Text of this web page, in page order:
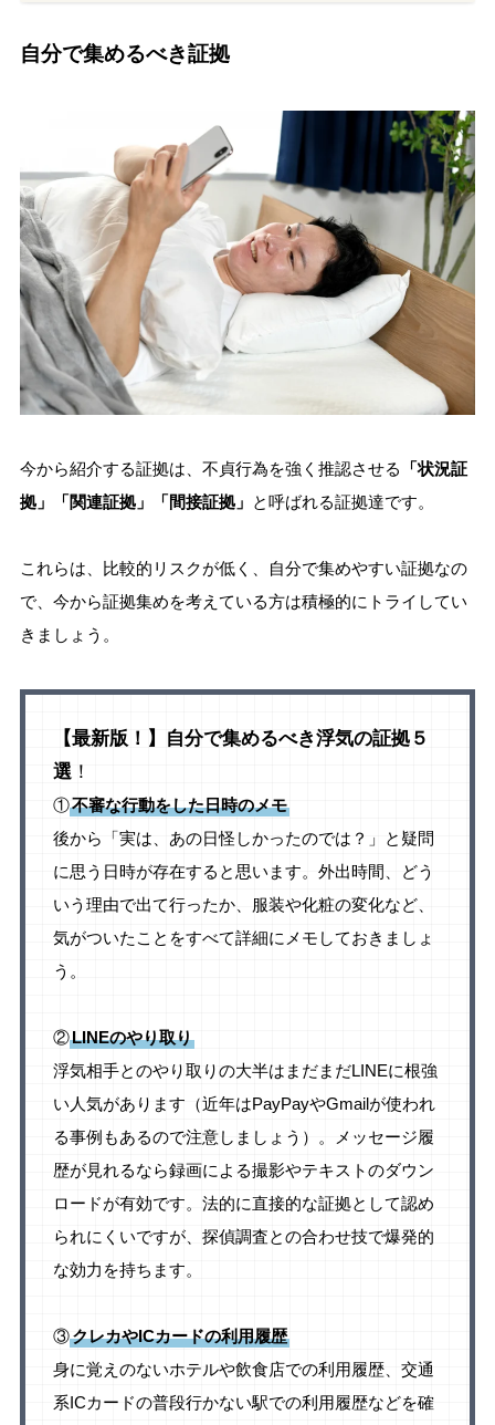
自分で集めるべき証拠
今から紹介する証拠は、不貞行為を強く推認させる
「状況証
拠」「関連証拠」「間接証拠」 と呼ばれる証拠達です。
これらは、比較的リスクが低く、自分で集めやすい証拠なの
で、今から証拠集めを考えている方は積極的にトライしてい
きましょう。
【最新版！】自分で集めるべき浮気の証拠５
選 ！
①不審な行動をした日時のメモ
後から「実は、あの日怪しかったのでは？」と疑問
に思う日時が存在すると思います。外出時間、どう
いう理由で出て行ったか、服装や化粧の変化など、
気がついたことをすべて詳細にメモしておきましょ
う。
②LINEのやり取り
浮気相手とのやり取りの大半はまだまだLINEに根強
い人気があります（近年はPayPayやGmailが使われ
る事例もあるので注意しましょう）。メッセージ履
歴が見れるなら録画による撮影やテキストのダウン
ロードが有効です。法的に直接的な証拠として認め
られにくいですが、探偵調査との合わせ技で爆発的
な効力を持ちます。
③クレカやICカードの利用履歴
身に覚えのないホテルや飲食店での利用履歴、交通
系ICカードの普段行かない駅での利用履歴などを確